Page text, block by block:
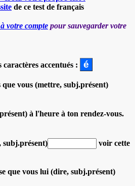
de ce test de français
votre compte pour sauvegarder votre
accentués :
vous (mettre, subj.présent)
à l'heure à ton rendez-vous.
subj.présent)
voir cette
que vous lui (dire, subj.présent)